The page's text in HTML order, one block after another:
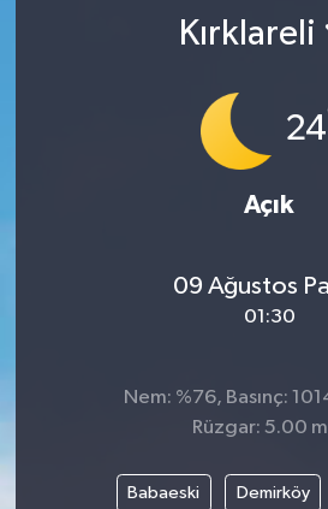
Kırklareli
24
Açık
09 Ağustos
01:30
Nem: %76, Basınç:
Rüzgar: 5.00
Babaeski Demirköy
KÜLTÜR SANAT